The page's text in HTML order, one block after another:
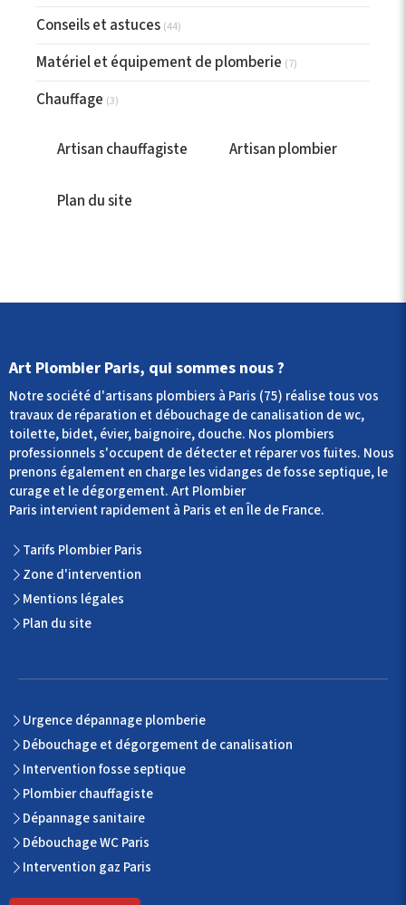
Conseils et astuces (44)
Matériel et équipement de plomberie (7)
Chauffage (3)
Artisan chauffagiste Artisan plombier
Plan du site
Art Plombier Paris, qui sommes nous ?
Notre société d'artisans plombiers à Paris (75) réalise tous vos
travaux de réparation et débouchage de canalisation de wc,
toilette, bidet, évier, baignoire, douche. Nos plombiers
professionnels s'occupent de détecter et réparer vos fuites. Nous
prenons également en charge les vidanges de fosse septique, le
curage et le dégorgement. Art Plombier
Paris intervient rapidement à Paris et en Île de France.
Tarifs Plombier Paris
Zone d'intervention
Mentions légales
Plan du site
Urgence dépannage plomberie
Débouchage et dégorgement de canalisation
Intervention fosse septique
Plombier chauffagiste
Dépannage sanitaire
Débouchage WC Paris
Intervention gaz Paris